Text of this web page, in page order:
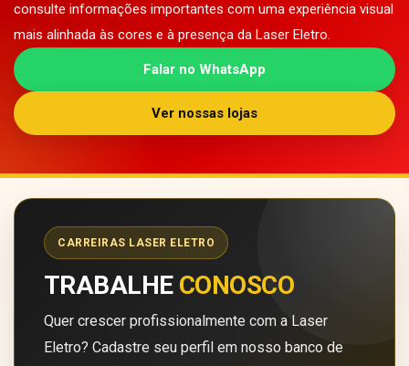
consulte informações importantes com uma experiência visual
mais alinhada às cores e à presença da Laser Eletro.
Falar no WhatsApp
Ver nossas lojas
CARREIRAS LASER ELETRO
TRABALHE CONOSCO
Quer crescer profissionalmente com a Laser
Eletro? Cadastre seu perfil em nosso banco de